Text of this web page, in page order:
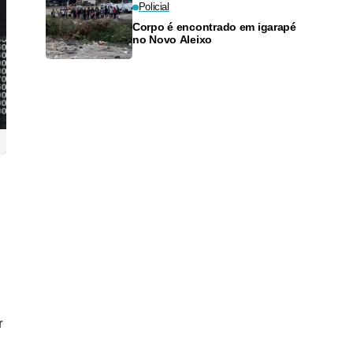
Policial
Corpo é encontrado em igarapé
no Novo Aleixo